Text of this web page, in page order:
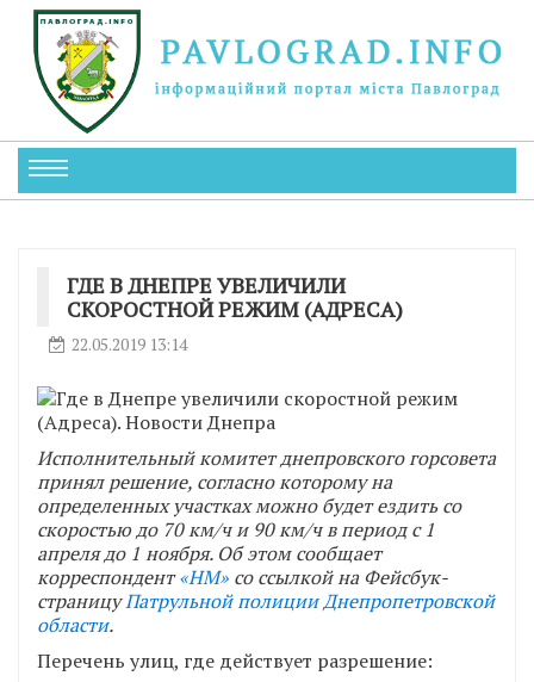
ГДЕ В ДНЕПРЕ УВЕЛИЧИЛИ
СКОРОСТНОЙ РЕЖИМ (АДРЕСА)
22.05.2019 13:14
Исполнительный комитет днепровского горсовета
принял решение, согласно которому на
определенных участках можно будет ездить со
скоростью до 70 км/ч и 90 км/ч в период с 1
апреля до 1 ноября. Об этом сообщает
корреспондент«НМ» со ссылкой на Фейсбук-
страницуПатрульной полиции Днепропетровской
области.
Перечень улиц, где действует разрешение: